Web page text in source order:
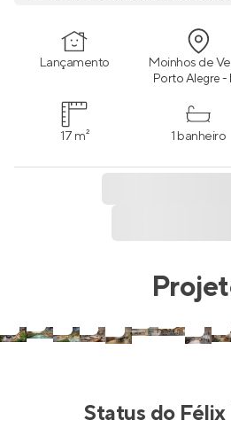
Lançamento Moinhos de
Porto Alegre -
17 m² 1 banheiro
Status do